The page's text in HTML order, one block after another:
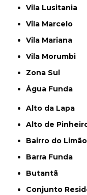
Vila Lusitania
Vila Marcelo
Vila Mariana
Vila Morumbi
Zona Sul
Água Funda
Alto da Lapa
Alto de
Bairro do Limão
Barra Funda
Butantã
Conjunto